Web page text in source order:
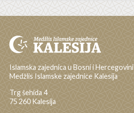
Islamska zajednica u Bosni i Hercegovini
Medžlis Islamske zajednice Kalesija
Trg šehida 4
75 260 Kalesija